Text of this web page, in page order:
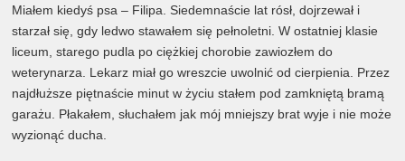
Miałem kiedyś psa – Filipa. Siedemnaście lat rósł, dojrzewał i
starzał się, gdy ledwo stawałem się pełnoletni. W ostatniej klasie
liceum, starego pudla po ciężkiej chorobie zawiozłem do
weterynarza. Lekarz miał go wreszcie uwolnić od cierpienia. Przez
najdłuższe piętnaście minut w życiu stałem pod zamkniętą bramą
garażu. Płakałem, słuchałem jak mój mniejszy brat wyje i nie może
wyzionąć ducha.